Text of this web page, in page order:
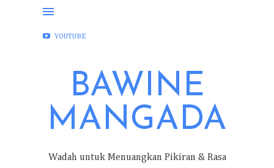
FACEBOOK
YOUTUBE
BAWINE
MANGADA
Wadah untuk Menuangkan Pikiran & Rasa